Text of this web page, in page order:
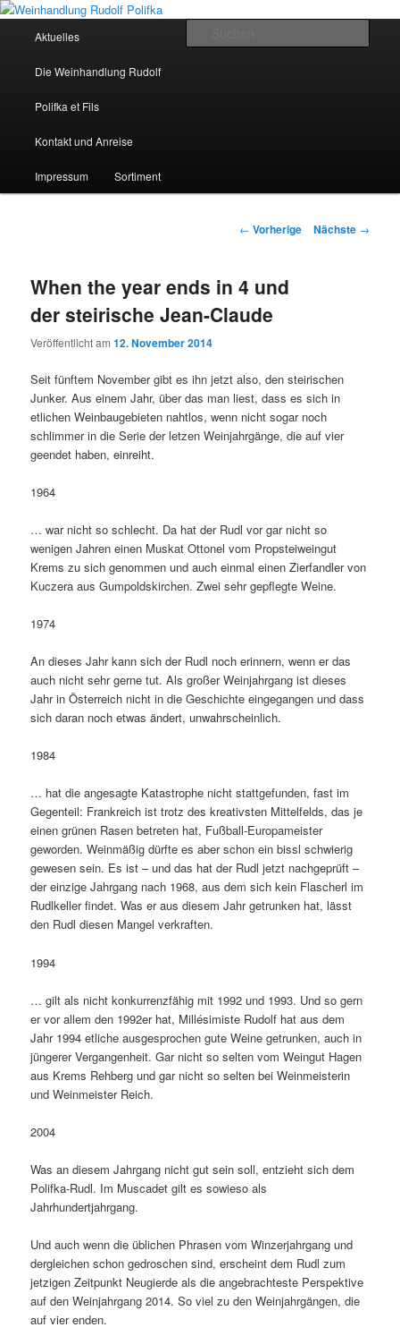
Weinhandlung Rudolf Polifka
Zum Inhalt wechseln
Aktuelles
Die Weinhandlung Rudolf
Polifka et Fils
Kontakt und Anreise
Impressum Sortiment
Artikelnavigation
← Vorherige Nächste →
When the year ends in 4 und
der steirische Jean-Claude
Veröffentlicht am12. November 2014
Seit fünftem November gibt es ihn jetzt also, den steirischen
Junker. Aus einem Jahr, über das man liest, dass es sich in
etlichen Weinbaugebieten nahtlos, wenn nicht sogar noch
schlimmer in die Serie der letzen Weinjahrgänge, die auf vier
geendet haben, einreiht.
1964
… war nicht so schlecht. Da hat der Rudl vor gar nicht so
wenigen Jahren einen Muskat Ottonel vom Propsteiweingut
Krems zu sich genommen und auch einmal einen Zierfandler von
Kuczera aus Gumpoldskirchen. Zwei sehr gepflegte Weine.
1974
An dieses Jahr kann sich der Rudl noch erinnern, wenn er das
auch nicht sehr gerne tut. Als großer Weinjahrgang ist dieses
Jahr in Österreich nicht in die Geschichte eingegangen und dass
sich daran noch etwas ändert, unwahrscheinlich.
1984
… hat die angesagte Katastrophe nicht stattgefunden, fast im
Gegenteil: Frankreich ist trotz des kreativsten Mittelfelds, das je
einen grünen Rasen betreten hat, Fußball-Europameister
geworden. Weinmäßig dürfte es aber schon ein bissl schwierig
gewesen sein. Es ist – und das hat der Rudl jetzt nachgeprüft –
der einzige Jahrgang nach 1968, aus dem sich kein Flascherl im
Rudlkeller findet. Was er aus diesem Jahr getrunken hat, lässt
den Rudl diesen Mangel verkraften.
1994
… gilt als nicht konkurrenzfähig mit 1992 und 1993. Und so gern
er vor allem den 1992er hat, Millésimiste Rudolf hat aus dem
Jahr 1994 etliche ausgesprochen gute Weine getrunken, auch in
jüngerer Vergangenheit. Gar nicht so selten vom Weingut Hagen
aus Krems Rehberg und gar nicht so selten bei Weinmeisterin
und Weinmeister Reich.
2004
Was an diesem Jahrgang nicht gut sein soll, entzieht sich dem
Polifka-Rudl. Im Muscadet gilt es sowieso als
Jahrhundertjahrgang.
Und auch wenn die üblichen Phrasen vom Winzerjahrgang und
dergleichen schon gedroschen sind, erscheint dem Rudl zum
jetzigen Zeitpunkt Neugierde als die angebrachteste Perspektive
auf den Weinjahrgang 2014. So viel zu den Weinjahrgängen, die
auf vier enden.